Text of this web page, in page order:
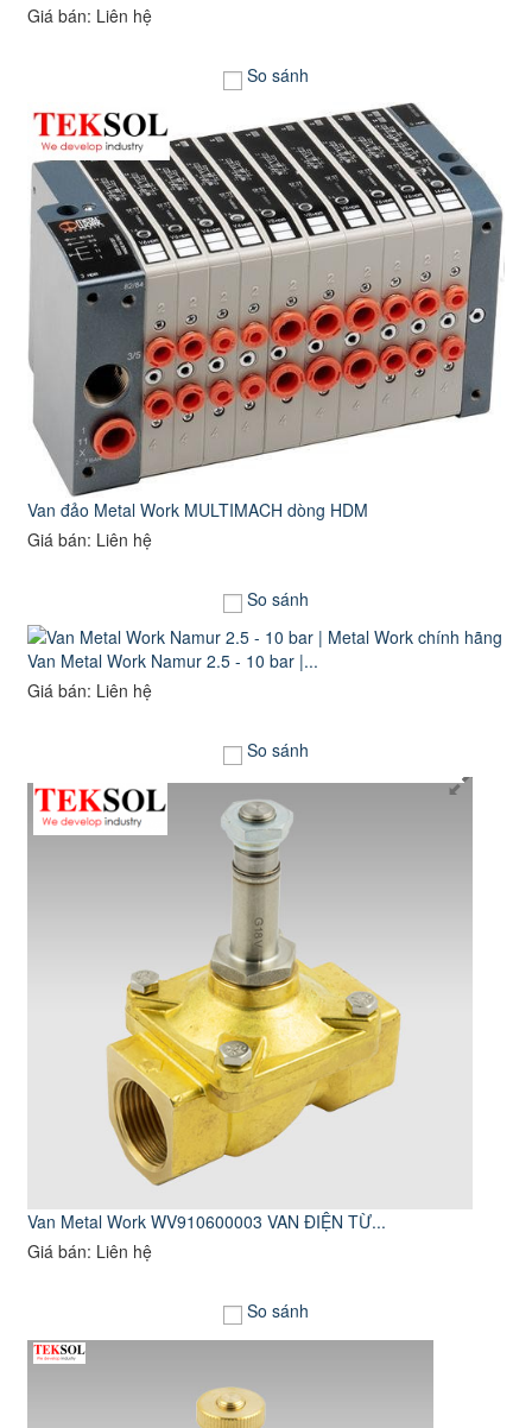
Giá bán: Liên hệ
So sánh
Van đảo Metal Work MULTIMACH dòng HDM
Giá bán: Liên hệ
So sánh
Van Metal Work Namur 2.5 - 10 bar |...
Giá bán: Liên hệ
So sánh
Van Metal Work WV910600003 VAN ĐIỆN TỪ...
Giá bán: Liên hệ
So sánh